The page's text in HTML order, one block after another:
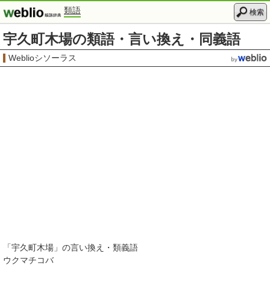
類語 検索
宇久町木場の類語・言い換え・同義語
Weblioシソーラス
「宇久町木場 」の言い換え・類義語
ウクマチコバ